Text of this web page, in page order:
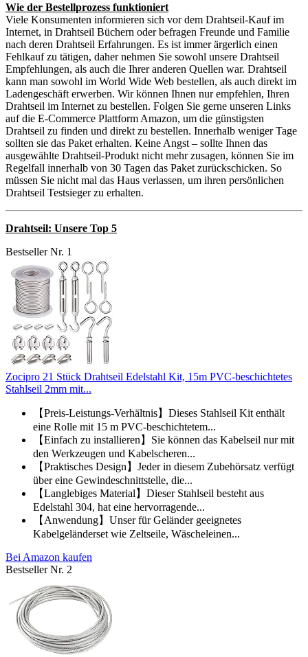
Wie der Bestellprozess funktioniert
Viele Konsumenten informieren sich vor dem Drahtseil-Kauf im
Internet, in Drahtseil Büchern oder befragen Freunde und Familie
nach deren Drahtseil Erfahrungen. Es ist immer ärgerlich einen
Fehlkauf zu tätigen, daher nehmen Sie sowohl unsere Drahtseil
Empfehlungen, als auch die Ihrer anderen Quellen war. Drahtseil
kann man sowohl im World Wide Web bestellen, als auch direkt im
Ladengeschäft erwerben. Wir können Ihnen nur empfehlen, Ihren
Drahtseil im Internet zu bestellen. Folgen Sie gerne unseren Links
auf die E-Commerce Plattform Amazon, um die günstigsten
Drahtseil zu finden und direkt zu bestellen. Innerhalb weniger Tage
sollten sie das Paket erhalten. Keine Angst – sollte Ihnen das
ausgewählte Drahtseil-Produkt nicht mehr zusagen, können Sie im
Regelfall innerhalb von 30 Tagen das Paket zurückschicken. So
müssen Sie nicht mal das Haus verlassen, um ihren persönlichen
Drahtseil Testsieger zu erhalten.
Drahtseil: Unsere Top 5
Bestseller Nr. 1
Zocipro 21 Stück Drahtseil Edelstahl Kit, 15m PVC-beschichtetes
Stahlseil 2mm mit...
【Preis-Leistungs-Verhältnis】Dieses Stahlseil Kit enthält
eine Rolle mit 15 m PVC-beschichtetem...
【Einfach zu installieren】Sie können das Kabelseil nur mit
den Werkzeugen und Kabelscheren...
【Praktisches Design】Jeder in diesem Zubehörsatz verfügt
über eine Gewindeschnittstelle, die...
【Langlebiges Material】Dieser Stahlseil besteht aus
Edelstahl 304, hat eine hervorragende...
【Anwendung】Unser für Geländer geeignetes
Kabelgeländerset wie Zeltseile, Wäscheleinen...
Bei Amazon kaufen
Bestseller Nr. 2